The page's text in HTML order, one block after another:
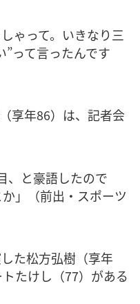
ゃって。いきなり三
って言ったんです
享年86）は、記者会
、と豪語したので
」（前出・スポーツ
た松方弘樹（享年
たけし（77）がある